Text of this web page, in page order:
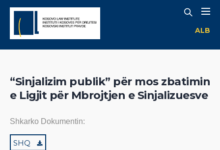
ALB
“Sinjalizim publik” për mos zbatimin
e Ligjit për Mbrojtjen e Sinjalizuesve
Shkarko Dokumentin:
SHQ